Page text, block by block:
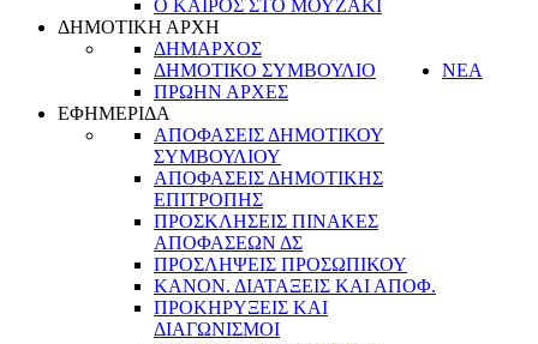
Ο ΚΑΙΡΟΣ ΣΤΟ ΜΟΥΖΑΚΙ
ΔΗΜΟΤΙΚΗ ΑΡΧΗ
ΔΗΜΑΡΧΟΣ
ΔΗΜΟΤΙΚΟ ΣΥΜΒΟΥΛΙΟ
ΠΡΩΗΝ ΑΡΧΕΣ
ΝΕΑ
ΕΦΗΜΕΡΙΔΑ
ΑΠΟΦΑΣΕΙΣ ΔΗΜΟΤΙΚΟΥ
ΣΥΜΒΟΥΛΙΟΥ
ΑΠΟΦΑΣΕΙΣ ΔΗΜΟΤΙΚΗΣ
ΕΠΙΤΡΟΠΗΣ
ΠΡΟΣΚΛΗΣΕΙΣ ΠΙΝΑΚΕΣ
ΑΠΟΦΑΣΕΩΝ ΔΣ
ΠΡΟΣΛΗΨΕΙΣ ΠΡΟΣΩΠΙΚΟΥ
ΚΑΝΟΝ. ΔΙΑΤΑΞΕΙΣ ΚΑΙ ΑΠΟΦ.
ΠΡΟΚΗΡΥΞΕΙΣ ΚΑΙ
ΔΙΑΓΩΝΙΣΜΟΙ